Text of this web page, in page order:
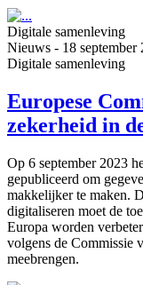
Digitale samenleving
Nieuws - 18 september
Digitale samenleving
Europese
zekerheid in
Op 6 september 2023
gepubliceerd om
makkelijker te maken.
digitaliseren moet de
Europa worden
volgens de Commissie
meebrengen.